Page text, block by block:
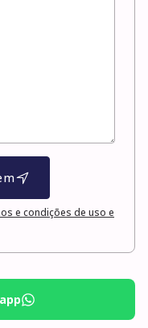
e condições de uso e